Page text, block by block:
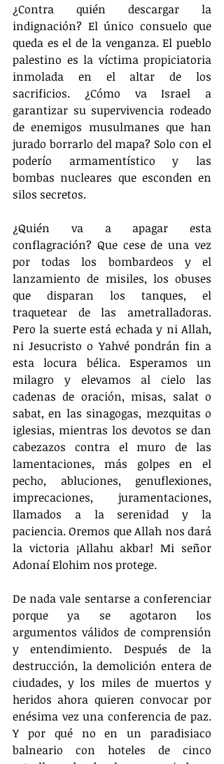
¿Contra quién descargar la
indignación? El único consuelo que
queda es el de la venganza. El pueblo
palestino es la víctima propiciatoria
inmolada en el altar de los
sacrificios. ¿Cómo va Israel a
garantizar su supervivencia rodeado
de enemigos musulmanes que han
jurado borrarlo del mapa? Solo con el
poderío armamentístico y las
bombas nucleares que esconden en
silos secretos.
¿Quién va a apagar esta
conflagración? Que cese de una vez
por todas los bombardeos y el
lanzamiento de misiles, los obuses
que disparan los tanques, el
traquetear de las ametralladoras.
Pero la suerte está echada y ni Allah,
ni Jesucristo o Yahvé pondrán fin a
esta locura bélica. Esperamos un
milagro y elevamos al cielo las
cadenas de oración, misas, salat o
sabat, en las sinagogas, mezquitas o
iglesias, mientras los devotos se dan
cabezazos contra el muro de las
lamentaciones, más golpes en el
pecho, abluciones, genuflexiones,
imprecaciones, juramentaciones,
llamados a la serenidad y la
paciencia. Oremos que Allah nos dará
la victoria ¡Allahu akbar! Mi señor
Adonaí Elohim nos protege.
De nada vale sentarse a conferenciar
porque ya se agotaron los
argumentos válidos de comprensión
y entendimiento. Después de la
destrucción, la demolición entera de
ciudades, y los miles de muertos y
heridos ahora quieren convocar por
enésima vez una conferencia de paz.
Y por qué no en un paradisiaco
balneario con hoteles de cinco